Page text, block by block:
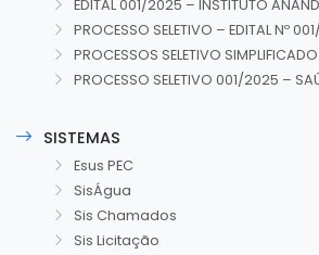
EDITAL 001/2025 – INSTITUTO
PROCESSO SELETIVO – EDITAL Nº
PROCESSOS SELETIVO SIMPLIFICADO
PROCESSO SELETIVO 001/2025 –
SISTEMAS
Esus PEC
SisÁgua
Sis Chamados
Sis Licitação